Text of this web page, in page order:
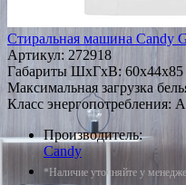
Стиральная машина Candy
Артикул: 272918
Габариты ШxГxВ: 60x44x85
Максимальная загрузка
Класс энергопотребления:
Производитель:
Candy
*Наличие уточняйте у